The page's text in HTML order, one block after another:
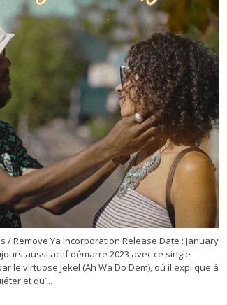
/ Remove Ya Incorporation Release Date : January
aussi actif démarre 2023 avec ce single
le virtuose Jekel (Ah Wa Do Dem), où il explique à
et qu’...